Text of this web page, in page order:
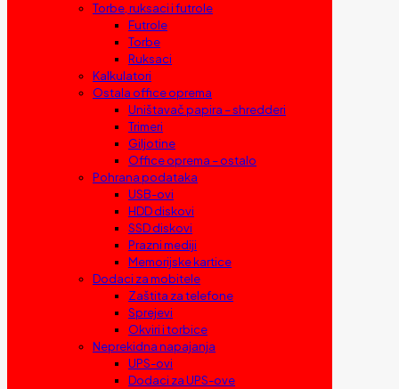
Torbe, ruksaci i futrole
Futrole
Torbe
Ruksaci
Kalkulatori
Ostala office oprema
Uništavač papira – shredderi
Trimeri
Giljotine
Office oprema – ostalo
Pohrana podataka
USB-ovi
HDD diskovi
SSD diskovi
Prazni mediji
Memorijske kartice
Dodaci za mobitele
Zaštita za telefone
Sprejevi
Okviri i torbice
Neprekidna napajanja
UPS-ovi
Dodaci za UPS-ove